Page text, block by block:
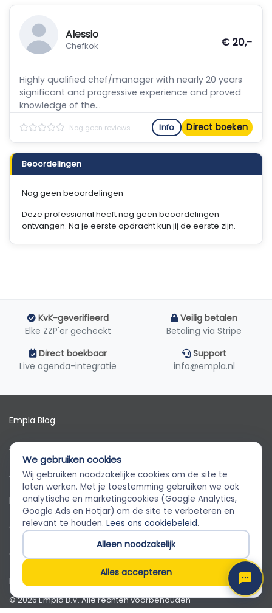
Alessio
Chefkok € 20,-
Highly qualified chef/manager with nearly 20 years
significant and progressive experience and proved
knowledge of the...
Nog geen reviews Info Direct boeken
Beoordelingen
Nog geen beoordelingen
Deze professional heeft nog geen beoordelingen
ontvangen. Na je eerste opdracht kun jij de eerste zijn.
KvK-geverifieerd
Elke ZZP'er gecheckt
Veilig betalen
Betaling via Stripe
Direct boekbaar
Live agenda-integratie
Support
info@empla.nl
Empla Blog
Algemene voorwaarden
AVG
Privacybeleid
Cookiebeleid
Cookievoorkeuren
Klantenservice
© 2026 Empla B.V. Alle rechten voorbehouden
Empla Assistent
Altijd beschikbaar, stel een vraag
We gebruiken cookies
Wij gebruiken noodzakelijke cookies om de site te
laten werken. Met je toestemming gebruiken we ook
analytische en marketingcookies (Google Analytics,
Google Ads en Hotjar) om de site te verbeteren en
relevant te houden. Lees ons cookiebeleid.
Alleen noodzakelijk
Alles accepteren